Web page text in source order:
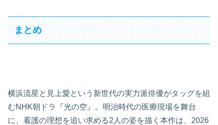
まとめ
横浜流星と見上愛という新世代の実力派俳優がタッグを組
むNHK朝ドラ『光の空』。明治時代の医療現場を舞台
に、看護の理想を追い求める2人の姿を描く本作は、2026